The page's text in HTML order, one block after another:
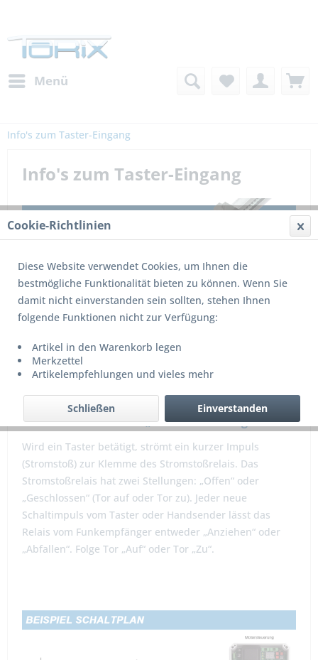
Menü
Info's zum Taster-Eingang
Info's zum Taster-Eingang
Wie funktioniert eine „Taster-Schaltung“?
Wird ein Taster betätigt, strömt ein kurzer Impuls
(Stromstoß) zur Klemme des Stromstoßrelais. Das
Stromstoßrelais hat zwei Stellungen: „Offen“ oder
„Geschlossen“ (Tor auf oder Tor zu). Jeder neue
Schaltimpuls vom Taster oder Handsender lässt das
Relais vom Funkempfänger entweder „Anziehen“ oder
„Abfallen“. Folge Tor „Auf“ oder Tor „Zu“.
Cookie-Richtlinien
Diese Website verwendet Cookies, um Ihnen die
bestmögliche Funktionalität bieten zu können. Wenn Sie
damit nicht einverstanden sein sollten, stehen Ihnen
folgende Funktionen nicht zur Verfügung:
Artikel in den Warenkorb legen
Merkzettel
Artikelempfehlungen und vieles mehr
Einverstanden
Schließen